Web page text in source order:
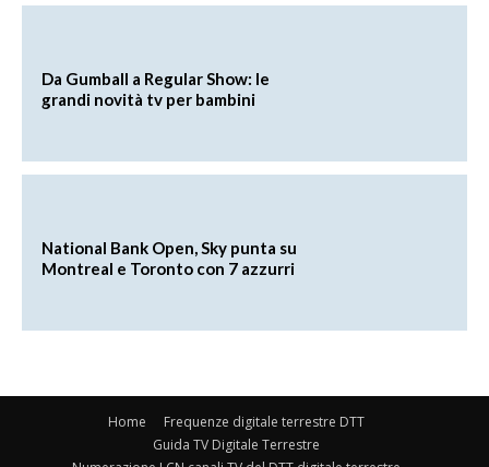
Da Gumball a Regular Show: le
grandi novità tv per bambini
National Bank Open, Sky punta su
Montreal e Toronto con 7 azzurri
Home
Frequenze digitale terrestre DTT
Guida TV Digitale Terrestre